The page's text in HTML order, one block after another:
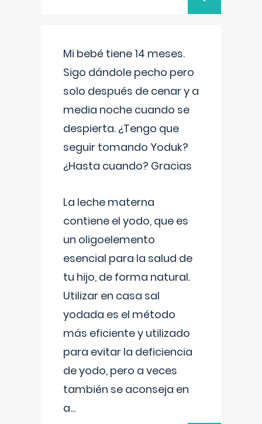
Mi bebé tiene 14 meses.
Sigo dándole pecho pero
solo después de cenar y a
media noche cuando se
despierta. ¿Tengo que
seguir tomando Yoduk?
¿Hasta cuando? Gracias
La leche materna
contiene el yodo, que es
un oligoelemento
esencial para la salud de
tu hijo, de forma natural.
Utilizar en casa sal
yodada es el método
más eficiente y utilizado
para evitar la deficiencia
de yodo, pero a veces
también se aconseja en
a...